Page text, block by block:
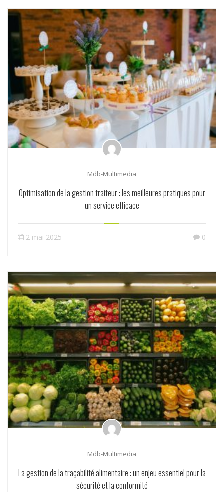
Mdb-Multimedia
Optimisation de la gestion traiteur : les meilleures pratiques pour
un service efficace
2 mai 2025 0
Mdb-Multimedia
La gestion de la traçabilité alimentaire : un enjeu essentiel pour la
sécurité et la conformité